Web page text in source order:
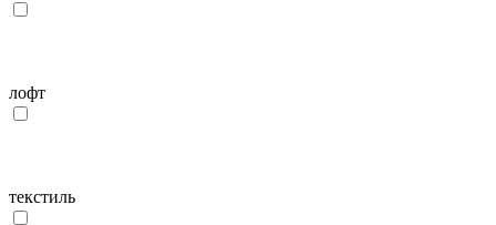
лофт
текстиль